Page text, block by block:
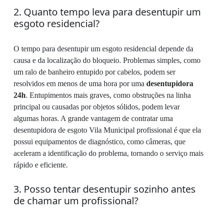
2. Quanto tempo leva para desentupir um
esgoto residencial?
O tempo para desentupir um esgoto residencial depende da
causa e da localização do bloqueio. Problemas simples, como
um ralo de banheiro entupido por cabelos, podem ser
resolvidos em menos de uma hora por uma desentupidora
24h. Entupimentos mais graves, como obstruções na linha
principal ou causadas por objetos sólidos, podem levar
algumas horas. A grande vantagem de contratar uma
desentupidora de esgoto Vila Municipal profissional é que ela
possui equipamentos de diagnóstico, como câmeras, que
aceleram a identificação do problema, tornando o serviço mais
rápido e eficiente.
3. Posso tentar desentupir sozinho antes
de chamar um profissional?